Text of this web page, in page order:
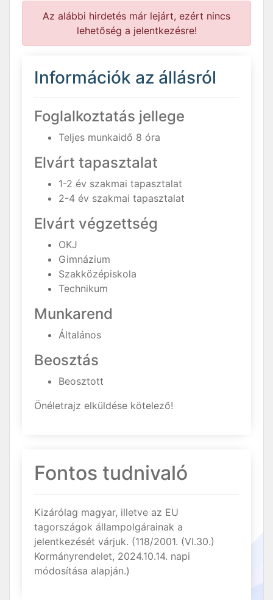
Az alábbi hirdetés már lejárt, ezért nincs
lehetőség a jelentkezésre!
Információk az állásról
Foglalkoztatás jellege
Teljes munkaidő 8 óra
Elvárt tapasztalat
1-2 év szakmai tapasztalat
2-4 év szakmai tapasztalat
Elvárt végzettség
OKJ
Gimnázium
Szakközépiskola
Technikum
Munkarend
Általános
Beosztás
Beosztott
Önéletrajz elküldése kötelező!
Fontos tudnivaló
Kizárólag magyar, illetve az EU
tagországok állampolgárainak a
jelentkezését várjuk. (118/2001. (VI.30.)
Kormányrendelet, 2024.10.14. napi
módosítása alapján.)